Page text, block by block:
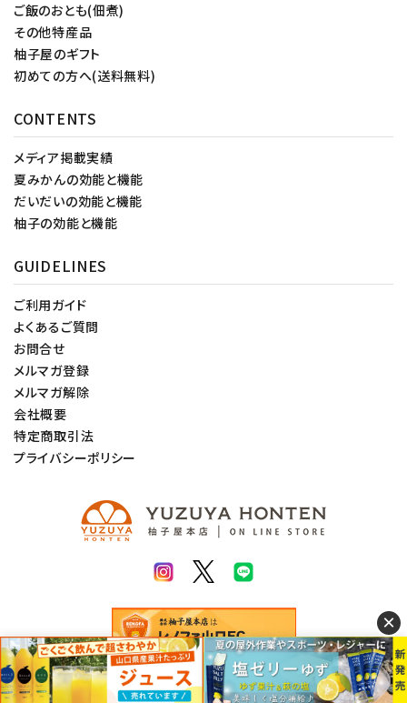
ご飯のおとも(佃煮)
その他特産品
柚子屋のギフト
初めての方へ(送料無料)
CONTENTS
メディア掲載実績
夏みかんの効能と機能
だいだいの効能と機能
柚子の効能と機能
GUIDELINES
ご利用ガイド
よくあるご質問
お問合せ
メルマガ登録
メルマガ解除
会社概要
特定商取引法
プライバシーポリシー
© 2022 柚子屋本店. All rights Reserved.
×